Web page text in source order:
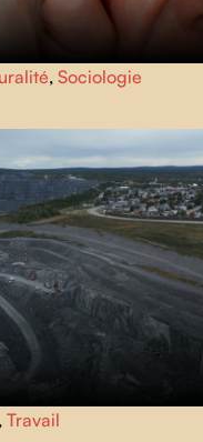
où commence le monde,
Ferrand sur une terre
, Sociologie
gigantesque mine d'or à
économique espéré est
Travail